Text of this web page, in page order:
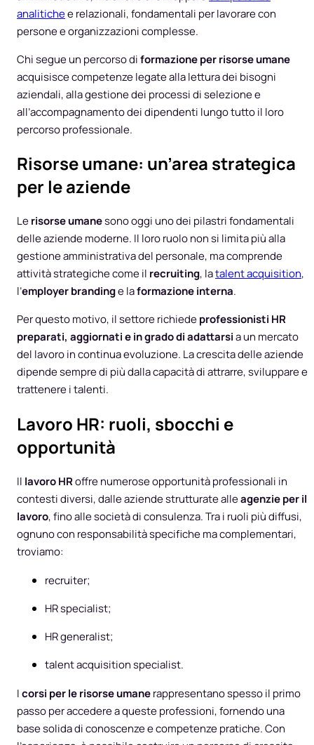
analitichee relazionali, fondamentali per lavorare con
persone e organizzazioni complesse.
Chi segue un percorso diformazione per risorse umane
acquisisce competenze legate alla lettura dei bisogni
aziendali, alla gestione dei processi di selezione e
all’accompagnamento dei dipendenti lungo tutto il loro
percorso professionale.
Risorse umane: un’area strategica
per le aziende
Lerisorse umanesono oggi uno dei pilastri fondamentali
delle aziende moderne. Il loro ruolo non si limita più alla
gestione amministrativa del personale, ma comprende
attività strategiche come il recruiting, latalent acquisition,
l’employer brandinge laformazione interna.
Per questo motivo, il settore richiedeprofessionisti HR
preparati, aggiornati e in grado di adattarsia un mercato
del lavoro in continua evoluzione. La crescita delle aziende
dipende sempre di più dalla capacità di attrarre, sviluppare e
trattenere i talenti.
Lavoro HR: ruoli, sbocchi e
opportunità
Il lavoro HRoffre numerose opportunità professionali in
contesti diversi, dalle aziende strutturate alleagenzie per il
lavoro, fino alle società di consulenza. Tra i ruoli più diffusi,
ognuno con responsabilità specifiche ma complementari,
troviamo:
recruiter;
HR specialist;
HR generalist;
talent acquisition specialist.
Icorsi per le risorse umanerappresentano spesso il primo
passo per accedere a queste professioni, fornendo una
base solida di conoscenze e competenze pratiche. Con